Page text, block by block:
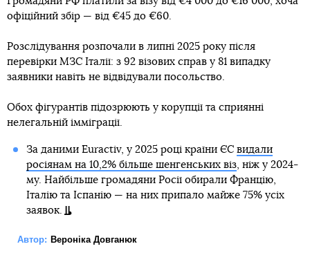
офіційний збір — від €45 до €60.
Розслідування розпочали в липні 2025 року після
перевірки МЗС Італії: з 92 візових справ у 81 випадку
заявники навіть не відвідували посольство.
Обох фігурантів підозрюють у корупції та сприянні
нелегальній імміграції.
За даними Euractiv, у 2025 році країни ЄС видали
росіянам на 10,2% більше шенгенських віз, ніж у 2024-
му. Найбільше громадяни Росії обирали Францію,
Італію та Іспанію — на них припало майже 75% усіх
заявок.
Автор: Вероніка Довганюк